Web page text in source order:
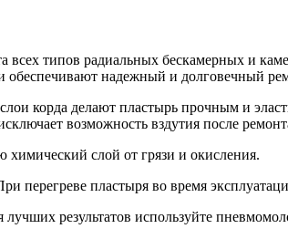
типов радиальных бескамерных и
обеспечивают надежный и долговечный
корда делают пластырь прочным и
возможность вздутия после
слой от грязи и окисления.
перегреве пластыря во время
результатов используйте